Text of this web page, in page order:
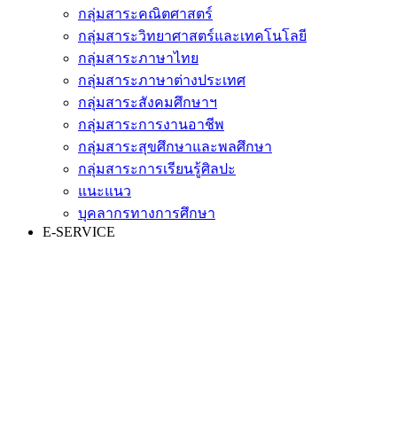
กลุ่มสาระคณิตศาสตร์
กลุ่มสาระวิทยาศาสตร์และเทคโนโลยี
กลุ่มสาระภาษาไทย
กลุ่มสาระภาษาต่างประเทศ
กลุ่มสาระสังคมศึกษาฯ
กลุ่มสาระการงานอาชีพ
กลุ่มสาระสุขศึกษาและพลศึกษา
กลุ่มสาระการเรียนรู้ศิลปะ
แนะแนว
บุคลากรทางการศึกษา
E-SERVICE